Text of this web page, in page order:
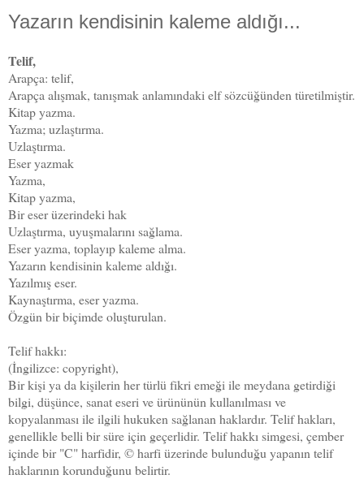
Yazarın kendisinin kaleme aldığı...
Telif,
Arapça: telif,
Arapça alışmak, tanışmak anlamındaki elf sözcüğünden türetilmiştir.
Kitap yazma.
Yazma; uzlaştırma.
Uzlaştırma.
Eser yazmak
Yazma,
Kitap yazma,
Bir eser üzerindeki hak
Uzlaştırma, uyuşmalarını sağlama.
Eser yazma, toplayıp kaleme alma.
Yazarın kendisinin kaleme aldığı.
Yazılmış eser.
Kaynaştırma, eser yazma.
Özgün bir biçimde oluşturulan.
Telif hakkı:
(İngilizce: copyright),
Bir kişi ya da kişilerin her türlü fikri emeği ile meydana getirdiği
bilgi, düşünce, sanat eseri ve ürününün kullanılması ve
kopyalanması ile ilgili hukuken sağlanan haklardır. Telif hakları,
genellikle belli bir süre için geçerlidir. Telif hakkı simgesi, çember
içinde bir "C" harfidir, © harfi üzerinde bulunduğu yapanın telif
haklarının korunduğunu belirtir.